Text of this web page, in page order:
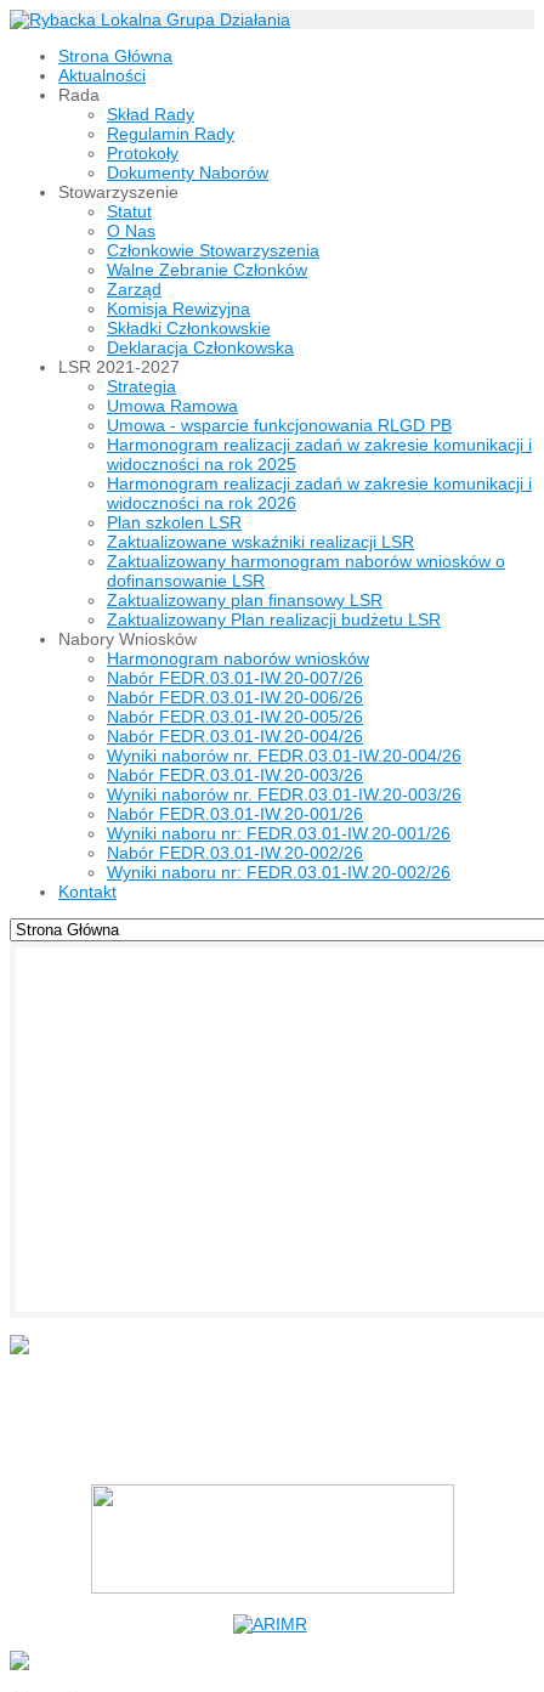
Strona Główna
Aktualności
Rada
Skład Rady
Regulamin Rady
Protokoły
Dokumenty Naborów
Stowarzyszenie
Statut
O Nas
Członkowie Stowarzyszenia
Walne Zebranie Członków
Zarząd
Komisja Rewizyjna
Składki Członkowskie
Deklaracja Członkowska
LSR 2021-2027
Strategia
Umowa Ramowa
Umowa - wsparcie funkcjonowania RLGD PB
Harmonogram realizacji zadań w zakresie komunikacji i
widoczności na rok 2025
Harmonogram realizacji zadań w zakresie komunikacji i
widoczności na rok 2026
Plan szkolen LSR
Zaktualizowane wskaźniki realizacji LSR
Zaktualizowany harmonogram naborów wniosków o
dofinansowanie LSR
Zaktualizowany plan finansowy LSR
Zaktualizowany Plan realizacji budżetu LSR
Nabory Wniosków
Harmonogram naborów wniosków
Nabór FEDR.03.01-IW.20-007/26
Nabór FEDR.03.01-IW.20-006/26
Nabór FEDR.03.01-IW.20-005/26
Nabór FEDR.03.01-IW.20-004/26
Wyniki naborów nr. FEDR.03.01-IW.20-004/26
Nabór FEDR.03.01-IW.20-003/26
Wyniki naborów nr. FEDR.03.01-IW.20-003/26
Nabór FEDR.03.01-IW.20-001/26
Wyniki naboru nr: FEDR.03.01-IW.20-001/26
Nabór FEDR.03.01-IW.20-002/26
Wyniki naboru nr: FEDR.03.01-IW.20-002/26
Kontakt